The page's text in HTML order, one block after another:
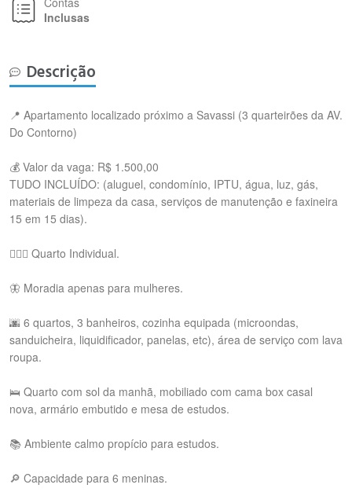
Inclusas
Descrição
📍 Apartamento localizado próximo a Savassi (3 quarteirões da AV.
Do Contorno)
💰 Valor da vaga: R$ 1.500,00
TUDO INCLUÍDO: (aluguel, condomínio, IPTU, água, luz, gás,
materiais de limpeza da casa, serviços de manutenção e faxineira
15 em 15 dias).
🧘🏻‍♀️ Quarto Individual.
🦋 Moradia apenas para mulheres.
🌆 6 quartos, 3 banheiros, cozinha equipada (microondas,
sanduicheira, liquidificador, panelas, etc), área de serviço com lava
roupa.
🛌 Quarto com sol da manhã, mobiliado com cama box casal
nova, armário embutido e mesa de estudos.
📚 Ambiente calmo propício para estudos.
🔎 Capacidade para 6 meninas.